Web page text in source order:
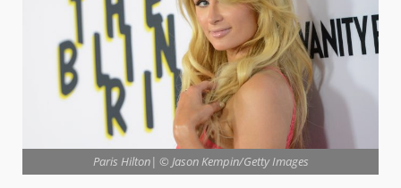
Paris Hilton| © Jason Kempin/Getty Images